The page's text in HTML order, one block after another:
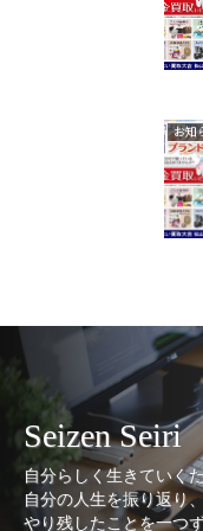
お知
Seizen Seiri
自分らしく生きていく
自分の人生を振り返り
やり残したことを一つ